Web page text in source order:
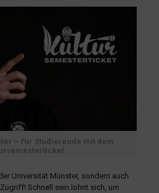
– für Studierende mit dem
Universität Münster, sondern auch
Schnell sein lohnt sich, um